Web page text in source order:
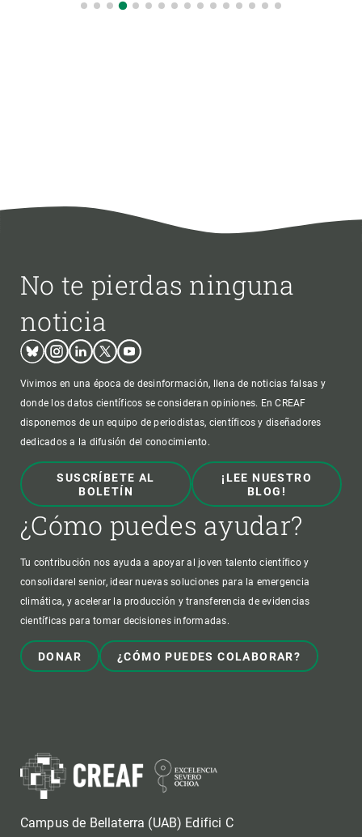
No te pierdas ninguna
noticia
BlueskyInstagram
LinkedinTwitterYoutube
Vivimos en una época de desinformación, llena de noticias falsas y
donde los datos científicos se consideran opiniones. En CREAF
disponemos de un equipo de periodistas, científicos y diseñadores
dedicados a la difusión del conocimiento.
SUSCRÍBETE AL
BOLETÍN
¡LEE NUESTRO
BLOG!
¿Cómo puedes ayudar?
Tu contribución nos ayuda a apoyar al joven talento científico y
consolidarel senior, idear nuevas soluciones para la emergencia
climática, y acelerar la producción y transferencia de evidencias
científicas para tomar decisiones informadas.
DONAR ¿CÓMO PUEDES COLABORAR?
Campus de Bellaterra (UAB) Edifici C